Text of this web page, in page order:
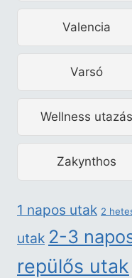
Valencia
Varsó
Wellness utazás
Zakynthos
1 napos utak 2
utak 2-3
repülős utak